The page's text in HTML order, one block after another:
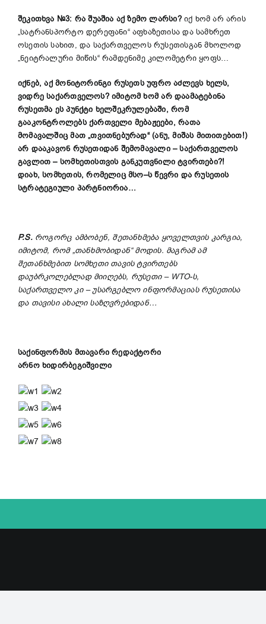
შეკითხვა №3: რა შუაშია აქ ზემო ლარსი?იქ ხომ არ არის
„სატრანსპორტო დერეფანი“ აფხაზეთისა და სამხრეთ
ოსეთის სახით, და საქართველოს რუსეთისგან მხოლოდ
„ნეიტრალური მიწის“ რამდენიმე კილომეტრი ყოფს…
იქნებ, აქ მონიტორინგი რუსეთს უფრო აძლევს ხელს,
ვიდრე საქართველოს? იმიტომ ხომ არ დაამატებინა
რუსეთმა ეს პუნქტი ხელშეკრულებაში, რომ
გააკონტროლებს ქართველი მებაჟეები, რათა
მომავალშიცმათ„თვითნებურად“ (ანუ, მიშას მითითებით!)
არ დააკავონ რუსეთიდან შემომავალი–საქართველოს
გავლით – სომხეთისთვის განკუთვნილიტვირთები?!
დიახ, სომხეთის, რომელიც მსო–ს წევრი და რუსეთის
სტრატეგიული პარტნიორია…
P.S. როგორც ამბობენ, შეთანხმება ყოველთვის კარგია,
იმიტომ, რომ„თანხმობიდან“ მოდის. მაგრამამ
შეთანხმებით სომხეთი თავის ტვირთებს
დაუბრკოლებლად მიიღებს, რუსეთი – WTO-ს,
საქართველო კი – უსარგებლო ინფორმაციას რუსეთისა
და თავისი ახალი საზღვრებიდან…
საქინფორმის მთავარი რედაქტორი
არნო ხიდირბეგიშვილი